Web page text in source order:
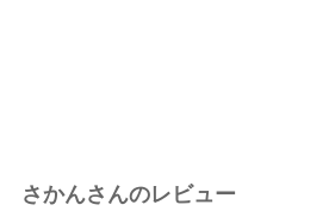
さかんさんのレビュー